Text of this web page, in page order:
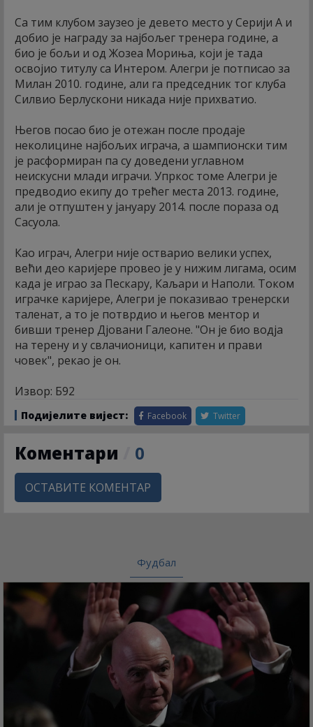
Са тим клубом заузео је девето место у Серији А и
добио је награду за најбољег тренера године, а
био је бољи и од Жозеа Мориња, који је тада
освојио титулу са Интером. Алегри је потписао за
Милан 2010. године, али га председник тог клуба
Силвио Берлускони никада није прихватио.
Његов посао био је отежан после продаје
неколицине најбољих играча, а шампионски тим
је расформиран па су доведени углавном
неискусни млади играчи. Упркос томе Алегри је
предводио екипу до трећег места 2013. године,
али је отпуштен у јануару 2014. после пораза од
Сасуола.
Као играч, Алегри није остварио велики успех,
већи део каријере провео је у нижим лигама, осим
када је играо за Пескару, Каљари и Наполи. Током
играчке каријере, Алегри је показивао тренерски
таленат, а то је потврдио и његов ментор и
бивши тренер Дјовани Галеоне. "Он је био водја
на терену и у свлачионици, капитен и прави
човек", рекао је он.
Извор: Б92
Подијелите вијест: Facebook Twitter
Коментари 0
ОСТАВИТЕ КОМЕНТАР
Фудбал